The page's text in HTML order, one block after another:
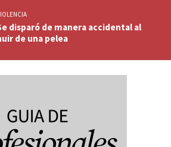
disparó de manera accidental al
de una pelea